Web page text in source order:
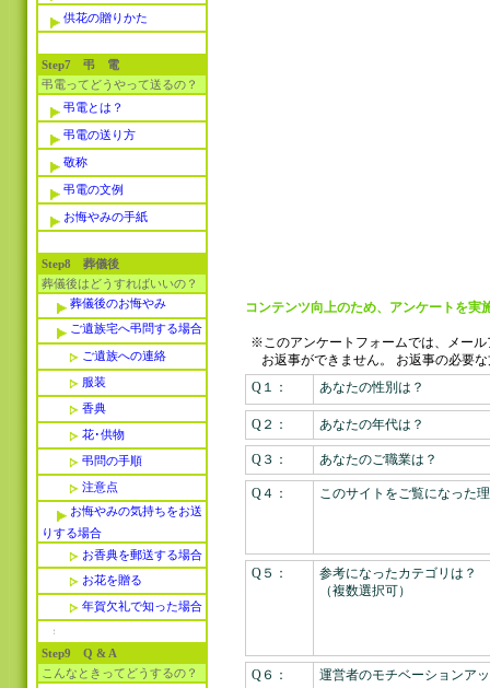
供花の贈りかた
Step7 弔 電
弔電ってどうやって送るの？
弔電とは？
弔電の送り方
敬称
弔電の文例
お悔やみの手紙
Step8 葬儀後
葬儀後はどうすればいいの？
葬儀後のお悔やみ
ご遺族宅へ弔問する場合
ご遺族への連絡
服装
香典
花･供物
弔問の手順
注意点
お悔やみの気持ちをお送
りする場合
お香典を郵送する場合
お花を贈る
年賀欠礼で知った場合
Step9 Q & A
こんなときってどうするの？
コンテンツ向上のため、アンケートを実
※このアンケートフォームでは、メー
お返事ができません。
お返事の必要
Q１：
あなたの性別は？
Q２： あなたの年代は？
Q３： あなたのご職業は？
Q４： このサイトをご覧になった
Q５：
参考になったカテゴリは？
（複数選択可）
Q６：
運営者のモチベーションア